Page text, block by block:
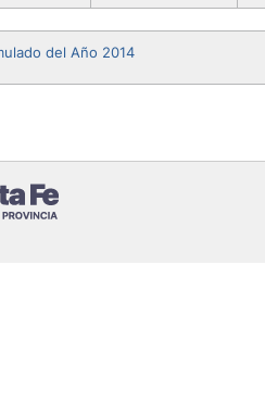
del Año 2014